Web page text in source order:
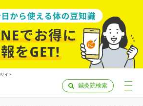
イト
鍼灸院検索